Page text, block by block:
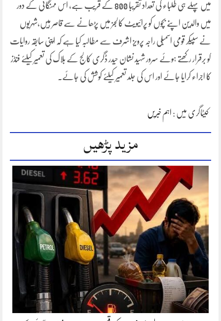
میں پہلے ہی طلباء کی تعداد تقریبا 800 کے قریب ہے، اس مہنگائی کے دور
میں والدین اپنے بچوں کو پرائیویٹ کالجز میں پڑھانے سے قاصر ہیں،شہریوں
نے سپیکر قومی اسمبلی راجہ پرویز اشرف سے مطالبہ کیا ہے کہ اپنی سابقہ روایات
کو برقرار رکھتے ہوئے سرور شہید نشان حیدر ڈگری کالج کے بلاک کی تعمیر کیلئے فنڈز
کا اجراء کرایا جائے اور اس کی جلد تعمیر کیلئے کوشش کی جائے۔
کیٹاگری میں : اہم خبریں
مزید پڑھیں